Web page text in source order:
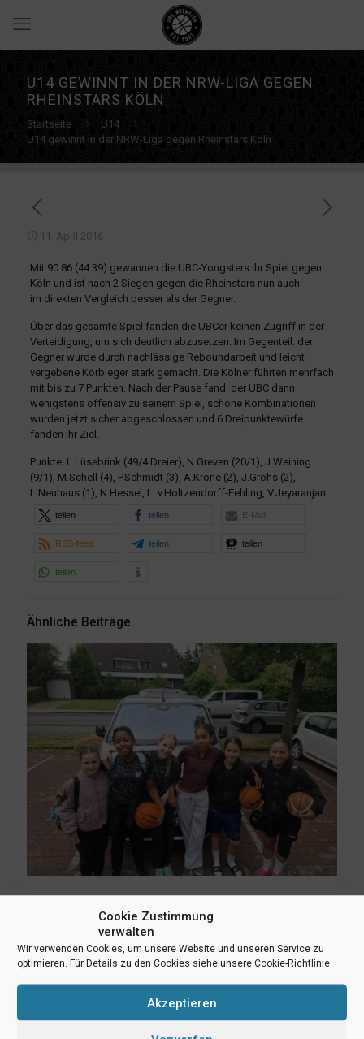
Cookie Zustimmung
verwalten
Wir verwenden Cookies, um unsere Website und unseren Service zu
optimieren. Für Details zu den Cookies siehe unsere Cookie-Richtlinie.
Akzeptieren
U14 GEWINNT IN DER NRW-LIGA GEGEN
RHEINSTARS KÖLN
Startseite
U14
U14 gewinnt in der NRW-Liga gegen Rheinstars Köln
11. April 2016
Mit 90:86 (44:39) gewannen die UBC-Yongsters ihr Spiel gegen
Köln und ist nach 2 Siegen gegen die Rheinstars nun auch
im direkten Vergleich besser als der Gegner.
Über das gesamte Spiel fanden die UBCer keinen Zugriff in der
Verteidigung, um sich deutlich abzusetzen. Im Gegenteil: der
Gegner wurde durch nachlässige Reboundarbeit und leicht
vergebene Korbleger stark gemacht. Die Kölner führten mehrfach
mit bis zu 7 Punkten. Nach der Pause fand der UBC dann
wenigstens offensiv zu seinem Spiel, schöne Kombinationen
wurden jetzt sicher abgeschlossen und 6 Dreipunktewürfe
fanden ihr Ziel.
Punkte: L.Lüsebrink (49/4 Dreier), N.Greven (20/1), J.Weining
(9/1), M.Schell (4), P.Schmidt (3), A.Krone (2), J.Grohs (2),
L.Neuhaus (1), N.Hessel, L. v.Holtzendorff-Fehling, V.Jeyaranjan.
teilen teilen E-Mail
RSS-feed teilen teilen
teilen
Ähnliche Beiträge
6. Juli 2026
Regionalstützpunkttraining in Bielefeld – Mädchen und Jungen
der Jahrgänge 2014/2015